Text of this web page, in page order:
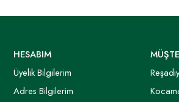
HESABIM
Üyelik Bilgilerim
Adres Bilgilerim